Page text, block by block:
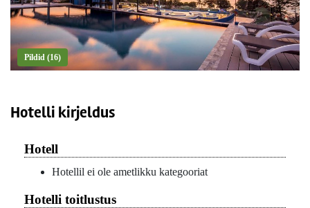
Pildid (16)
Hotelli kirjeldus
Hotell
Hotellil ei ole ametlikku kategooriat
Hotelli toitlustus